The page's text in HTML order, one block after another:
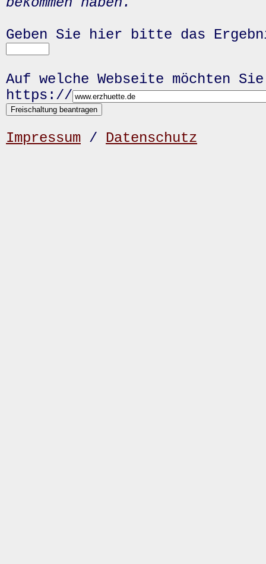
Geben Sie hier bitte das
Auf welche Webseite möchten
https://
Impressum / Datenschutz